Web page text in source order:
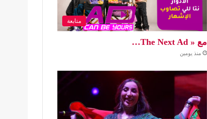
متابعة
مع « The Next Ad…
منذ يومين